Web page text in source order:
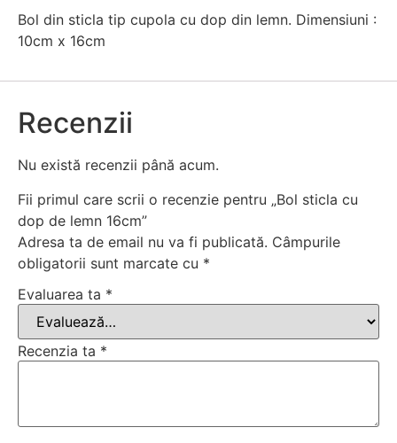
Bol din sticla tip cupola cu dop din lemn. Dimensiuni :
10cm x 16cm
Recenzii
Nu există recenzii până acum.
Fii primul care scrii o recenzie pentru „Bol sticla cu
dop de lemn 16cm”
Adresa ta de email nu va fi publicată. Câmpurile
obligatorii sunt marcate cu *
Evaluarea ta *
Recenzia ta *